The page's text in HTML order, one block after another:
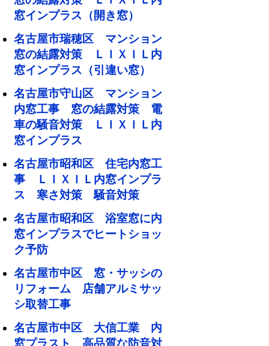
窓インプラス（開き窓）
名古屋市瑞穂区 マンション
窓の結露対策 ＬＩＸＩＬ内
窓インプラス（引違い窓）
名古屋市守山区 マンション
内窓工事 窓の結露対策 電
車の騒音対策 ＬＩＸＩＬ内
窓インプラス
名古屋市昭和区 住宅内窓工
事 ＬＩＸＩＬ内窓インプラ
ス 寒さ対策 騒音対策
名古屋市昭和区 浴室窓に内
窓インプラスでヒートショッ
ク予防
名古屋市中区 窓・サッシの
リフォーム 店舗アルミサッ
シ取替工事
名古屋市中区 大信工業 内